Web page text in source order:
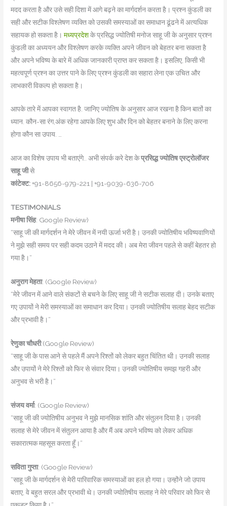
मदद करता है और उसे सही दिशा में आगे बढ़ने का मार्गदर्शन करता है। प्रश्न कुंडली का
सही और सटीक विश्लेषण व्यक्ति को उसकी समस्याओं का समाधान ढूंढने में अत्यधिक
सहायक हो सकता है। मध्यप्रदेशके प्रसिद्ध ज्योतिषी मनोज साहू जी के अनुसार प्रश्न
कुंडली का अध्ययन और विश्लेषण करके व्यक्ति अपने जीवन को बेहतर बना सकता है
और अपने भविष्य के बारे में अधिक जानकारी प्राप्त कर सकता है। इसलिए, किसी भी
महत्वपूर्ण प्रश्न का उत्तर पाने के लिए प्रश्न कुंडली का सहारा लेना एक उचित और
लाभकारी विकल्प हो सकता है।
आपके तारे में आपका स्वागत है. जान‍िए ज्योतिष के अनुसार आज रखना है क‍िन बातों का
ध्यान. कौन-सा रंग,अंक रहेगा आपके ल‍िए शुभ और द‍िन को बेहतर बनाने के ल‍िए करना
होगा कौन सा उपाय. …
आज का विशेष उपाय भी बताएंगे.. अभी संपर्क करे देश केप्रसिद्ध ज्योतिष एस्ट्रोलॉजर
साहू जीसे
कांटेक्ट:+91-8656-979-221 | +91-9039-636-706
TESTIMONIALS
मनीषा सिंह: Google Review)
“साहू जी की मार्गदर्शन ने मेरे जीवन में नयी ऊर्जा भरी है। उनकी ज्योतिषीय भविष्यवाणियों
ने मुझे सही समय पर सही कदम उठाने में मदद की। अब मेरा जीवन पहले से कहीं बेहतर हो
गया है।”
अनुराग मेहता: (Google Review)
“मेरे जीवन में आने वाले संकटों से बचने के लिए साहू जी ने सटीक सलाह दी। उनके बताए
गए उपायों ने मेरी समस्याओं का समाधान कर दिया। उनकी ज्योतिषीय सलाह बेहद सटीक
और प्रभावी है।”
रेणुका चौधरी:(Google Review)
“साहू जी के पास आने से पहले मैं अपने रिश्तों को लेकर बहुत चिंतित थी। उनकी सलाह
और उपायों ने मेरे रिश्तों को फिर से संवार दिया। उनकी ज्योतिषीय समझ गहरी और
अनुभव से भरी है।”
संजय वर्मा: (Google Review)
“साहू जी की ज्योतिषीय अनुभव ने मुझे मानसिक शांति और संतुलन दिया है। उनकी
सलाह से मेरे जीवन में संतुलन आया है और मैं अब अपने भविष्य को लेकर अधिक
सकारात्मक महसूस करता हूँ।”
सविता गुप्ता: (Google Review)
“साहू जी के मार्गदर्शन से मेरी पारिवारिक समस्याओं का हल हो गया। उन्होंने जो उपाय
बताए, वे बहुत सरल और प्रभावी थे। उनकी ज्योतिषीय सलाह ने मेरे परिवार को फिर से